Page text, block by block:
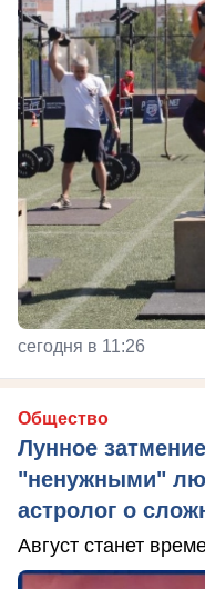
сегодня в 11:26
Общество
Лунное
"ненужными"
астролог о
Август станет